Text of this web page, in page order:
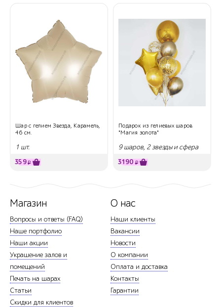
Шар с гелием Звезда, Карамель,
46 см.
1 шт.
359₽
Подарок из гелиевых шаров
"Магия золота"
9 шаров, 2 звезды и сфера
3190 ₽
Магазин
Вопросы и ответы (FAQ)
Наше портфолио
Наши акции
Украшение залов и
помещений
Печать на шарах
Статьи
Скидки для клиентов
О нас
Наши клиенты
Вакансии
Новости
О компании
Оплата и доставка
Контакты
Гарантии